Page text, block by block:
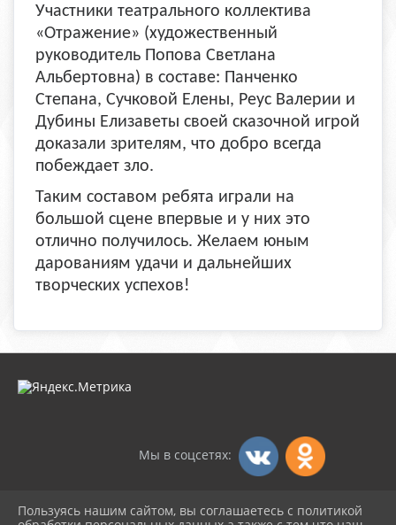
Участники театрального коллектива
«Отражение» (художественный
руководитель Попова Светлана
Альбертовна) в составе: Панченко
Степана, Сучковой Елены, Реус Валерии и
Дубины Елизаветы своей сказочной игрой
доказали зрителям, что добро всегда
побеждает зло.
Таким составом ребята играли на
большой сцене впервые и у них это
отлично получилось. Желаем юным
дарованиям удачи и дальнейших
творческих успехов!
Мы в соцсетях:
Пользуясь нашим сайтом, вы соглашаетесь с политикой